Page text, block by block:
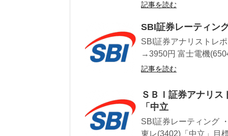
記事を読む
SBI証券レーティン
SBI証券アナリストレ
→3950円 富士電機
記事を読む
ＳＢＩ証券アナリ
「中立
SBI証券レーティング
東レ(3402)「中立」目